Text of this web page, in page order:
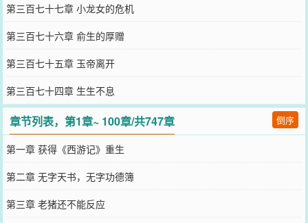
第三百七十七章 小龙女的危机
第三百七十六章 俞生的厚赠
第三百七十五章 玉帝离开
第三百七十四章 生生不息
章节列表，第1章~ 100章/共747章 倒序
第一章 获得《西游记》重生
第二章 无字天书，无字功德簿
第三章 老猪还不能反应